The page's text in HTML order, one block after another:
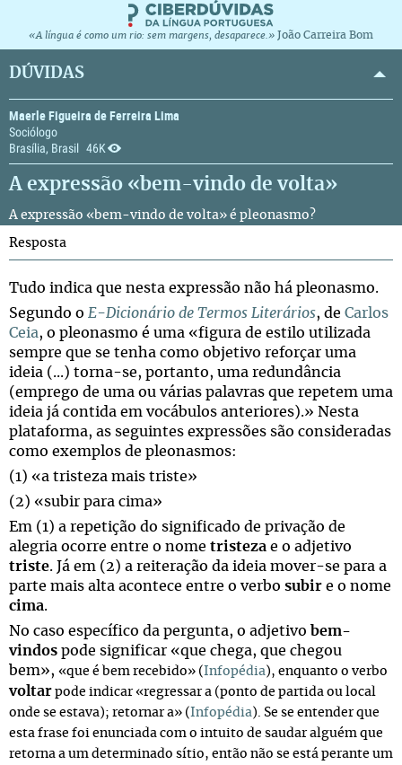
«A língua é como um rio: sem margens, desaparece.» João Carreira Bom
DÚVIDAS
Maerle Figueira de Ferreira Lima
Sociólogo
Brasília, Brasil 46K
A expressão «bem-vindo de volta»
A expressão «bem-vindo de volta» é pleonasmo?
Resposta
Tudo indica que nesta expressão não há pleonasmo.
Segundo o E-Dicionário de Termos Literários, de Carlos
Ceia, o pleonasmo é uma «figura de estilo utilizada
sempre que se tenha como objetivo reforçar uma
ideia (...) torna-se, portanto, uma redundância
(emprego de uma ou várias palavras que repetem uma
ideia já contida em vocábulos anteriores).» Nesta
plataforma, as seguintes expressões são consideradas
como exemplos de pleonasmos:
(1) «a tristeza mais triste»
(2) «subir para cima»
Em (1) a repetição do significado de privação de
alegria ocorre entre o nome tristeza e o adjetivo
triste. Já em (2) a reiteração da ideia mover-se para a
parte mais alta acontece entre o verbo subir e o nome
cima.
No caso específico da pergunta, o adjetivo bem-
vindos pode significar «que chega, que chegou
bem», «que é bem recebido» (Infopédia), enquanto o verbo
voltar pode indicar «regressar a (ponto de partida ou local
onde se estava); retornar a» (Infopédia). Se se entender que
esta frase foi enunciada com o intuito de saudar alguém que
retorna a um determinado sítio, então não se está perante um